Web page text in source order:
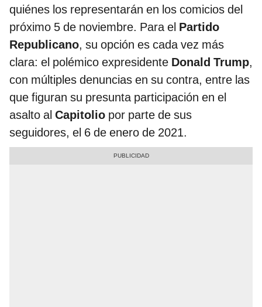
quiénes los representarán en los comicios del
próximo 5 de noviembre. Para el Partido
Republicano, su opción es cada vez más
clara: el polémico expresidente Donald Trump,
con múltiples denuncias en su contra, entre las
que figuran su presunta participación en el
asalto al Capitolio por parte de sus
seguidores, el 6 de enero de 2021.